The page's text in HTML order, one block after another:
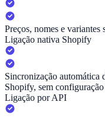
Preços, nomes e variantes
Ligação nativa Shopify
Sincronização automática
Shopify, sem
Ligação por API